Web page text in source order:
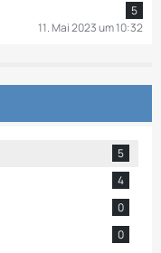
5
11. Mai 2023 um 10:32
5
4
0
0